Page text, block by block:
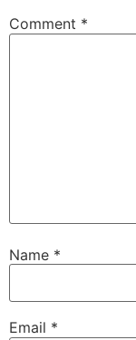
Comment *
Name *
Email *